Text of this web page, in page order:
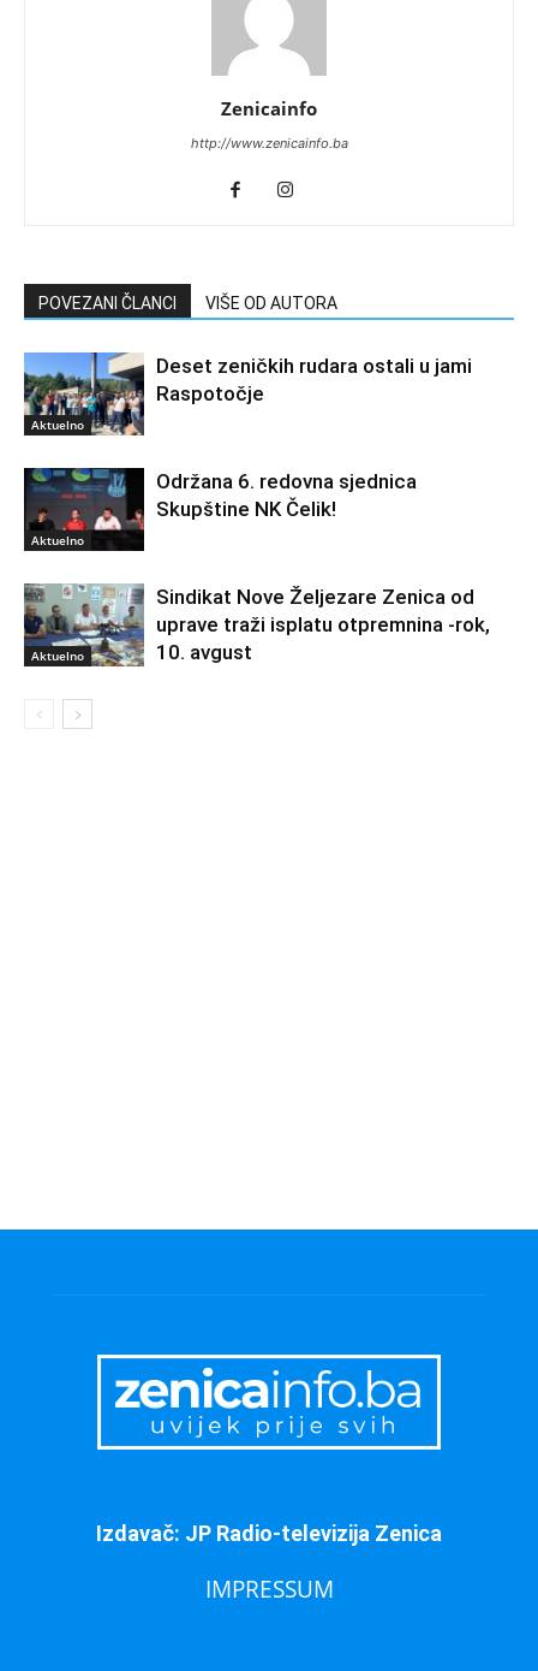
Zenicainfo
http://www.zenicainfo.ba
POVEZANI ČLANCI VIŠE OD AUTORA
Aktuelno
Deset zeničkih rudara ostali u jami
Raspotočje
Aktuelno
Održana 6. redovna sjednica
Skupštine NK Čelik!
Aktuelno
Sindikat Nove Željezare Zenica od
uprave traži isplatu otpremnina -rok,
10. avgust
Izdavač: JP Radio-televizija Zenica
IMPRESSUM